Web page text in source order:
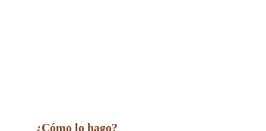
¿Cómo lo hago?